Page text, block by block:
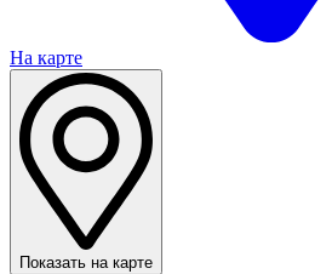
На карте
Показать на карте